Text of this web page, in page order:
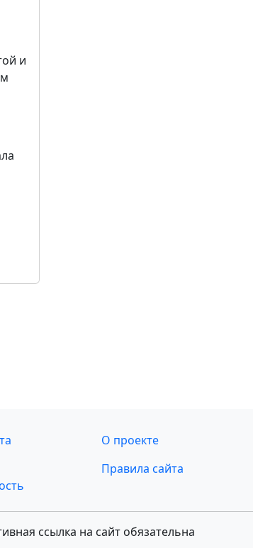
и
О проекте
Правила сайта
ссылка на сайт обязательна